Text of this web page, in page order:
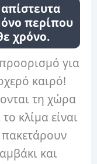
περίπου
χρόνο.
για
καιρό!
τη χώρα
κλίμα είναι
πακετάρουν
και